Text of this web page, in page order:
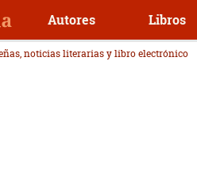
Autores Libros
noticias literarias y libro electrónico